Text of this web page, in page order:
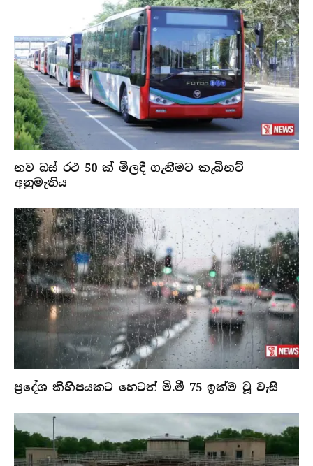
නව බස් රථ 50 ක් මිලදී ගැනීමට කැබිනට්
අනුමැතිය
ප්‍රදේශ කිහිපයකට හෙටත් මි.මී 75 ඉක්ම වූ වැසි